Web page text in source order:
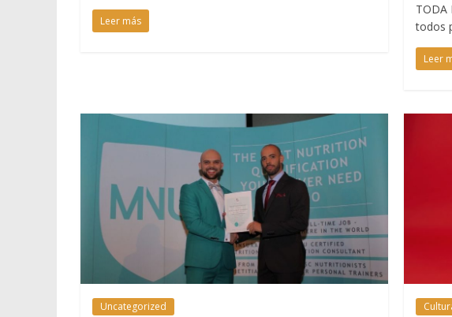
Leer más
TODA
todos
Leer
Uncategorized